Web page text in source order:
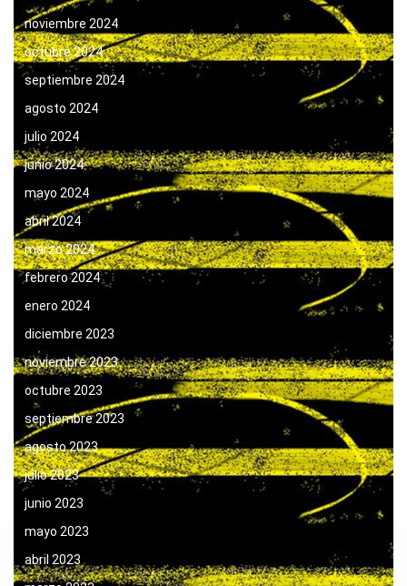
noviembre 2024
octubre 2024
septiembre 2024
agosto 2024
julio 2024
junio 2024
mayo 2024
abril 2024
marzo 2024
febrero 2024
enero 2024
diciembre 2023
noviembre 2023
octubre 2023
septiembre 2023
agosto 2023
julio 2023
junio 2023
mayo 2023
abril 2023